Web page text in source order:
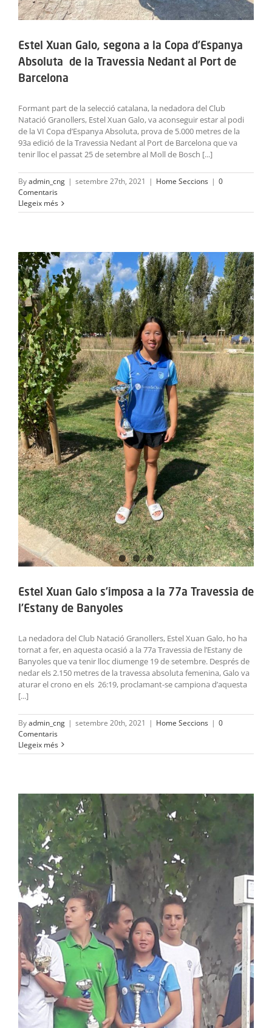
Estel Xuan Galo, segona a la Copa d’Espanya
Absoluta de la Travessia Nedant al Port de
Barcelona
Formant part de la selecció catalana, la nedadora del Club
Natació Granollers, Estel Xuan Galo, va aconseguir estar al podi
de la VI Copa d’Espanya Absoluta, prova de 5.000 metres de la
93a edició de la Travessia Nedant al Port de Barcelona que va
tenir lloc el passat 25 de setembre al Moll de Bosch [...]
Byadmin_cng | setembre 27th, 2021 | Home Seccions | 0
Comentaris
Llegeix més
Estel Xuan Galo s’imposa a la 77a Travessia de
l’Estany de Banyoles
La nedadora del Club Natació Granollers, Estel Xuan Galo, ho ha
tornat a fer, en aquesta ocasió a la 77a Travessia de l’Estany de
Banyoles que va tenir lloc diumenge 19 de setembre. Després de
nedar els 2.150 metres de la travessa absoluta femenina, Galo va
aturar el crono en els 26:19, proclamant-se campiona d’aquesta
[...]
Byadmin_cng | setembre 20th, 2021 | Home Seccions | 0
Comentaris
Llegeix més